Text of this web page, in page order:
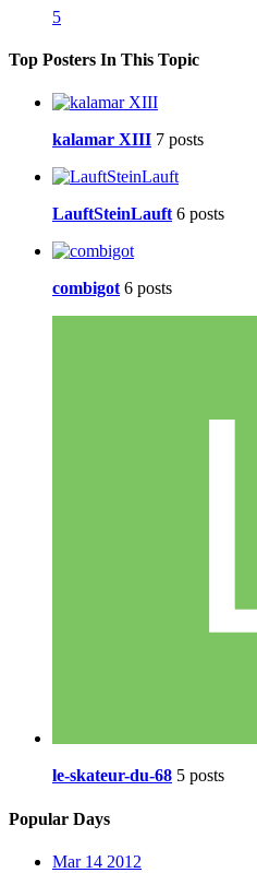
5
Top Posters In This Topic
kalamar XIII 7 posts
LauftSteinLauft 6 posts
combigot 6 posts
le-skateur-du-68 5 posts
Popular Days
Mar 14 2012